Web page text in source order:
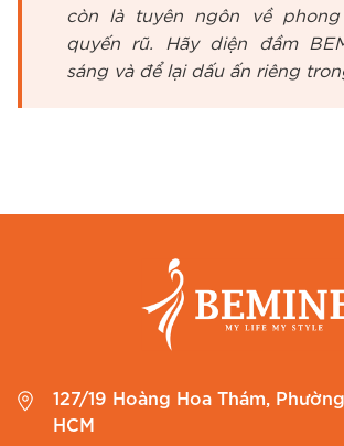
còn là tuyên ngôn về
quyến rũ. Hãy diện đầm
sáng và để lại dấu ấn riêng
127/19 Hoàng Hoa Thám,
HCM